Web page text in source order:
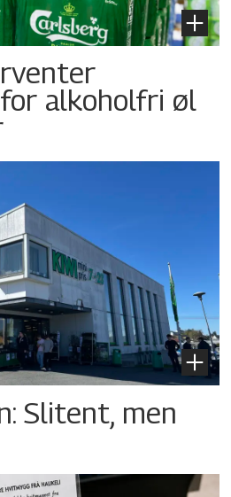
alkoholfri øl
Slitent, men